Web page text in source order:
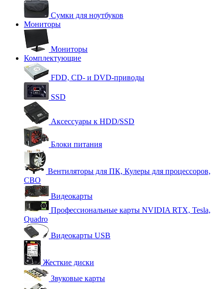
Сумки для ноутбуков
Мониторы
Мониторы
Комплектующие
FDD, CD- и DVD-приводы
SSD
Аксессуары к HDD/SSD
Блоки питания
Вентиляторы для ПК, Кулеры для процессоров,
СВО
Видеокарты
Профессиональные карты NVIDIA RTX, Tesla,
Quadro
Видеокарты USB
Жесткие диски
Звуковые карты